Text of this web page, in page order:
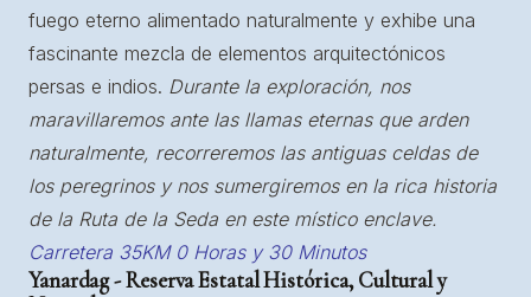
fuego eterno alimentado naturalmente y exhibe una
fascinante mezcla de elementos arquitectónicos
persas e indios. Durante la exploración, nos
maravillaremos ante las llamas eternas que arden
naturalmente, recorreremos las antiguas celdas de
los peregrinos y nos sumergiremos en la rica historia
de la Ruta de la Seda en este místico enclave.
Carretera 35KM 0 Horas y 30 Minutos
Yanardag - Reserva Estatal Histórica, Cultural y